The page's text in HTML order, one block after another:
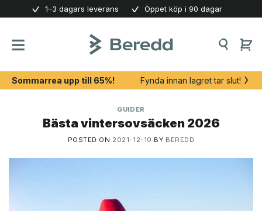
content
1–3 dagars leverans Öppet köp i 90 dagar
Sommarrea upp till 65%! Fynda innan lagret tar slut!
GUIDER
Bästa vintersovsäcken 2026
POSTED ON 2021-12-10 BY BEREDD